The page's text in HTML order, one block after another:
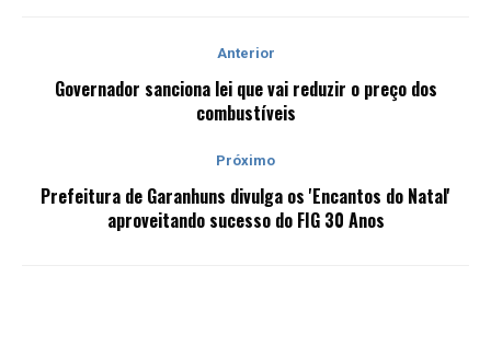
Anterior
Governador sanciona lei que vai reduzir o preço dos
combustíveis
Próximo
Prefeitura de Garanhuns divulga os 'Encantos do Natal'
aproveitando sucesso do FIG 30 Anos